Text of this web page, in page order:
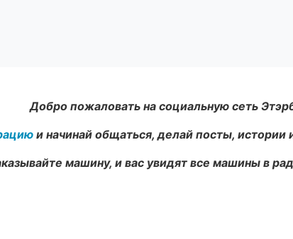
Добро пожаловать на социальную сеть
и начинай общаться, делай посты, истории
машину, и вас увидят все машины в